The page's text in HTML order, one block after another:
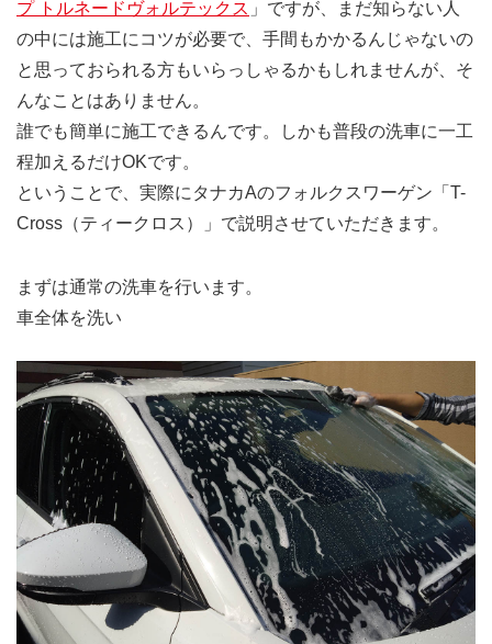
プ トルネードヴォルテックス 」ですが、まだ知らない人
の中には施工にコツが必要で、手間もかかるんじゃないの
と思っておられる方もいらっしゃるかもしれませんが、そ
んなことはありません。
誰でも簡単に施工できるんです。しかも普段の洗車に一工
程加えるだけOKです。
ということで、実際にタナカAのフォルクスワーゲン「T-
Cross（ティークロス）」で説明させていただきます。
まずは通常の洗車を行います。
車全体を洗い